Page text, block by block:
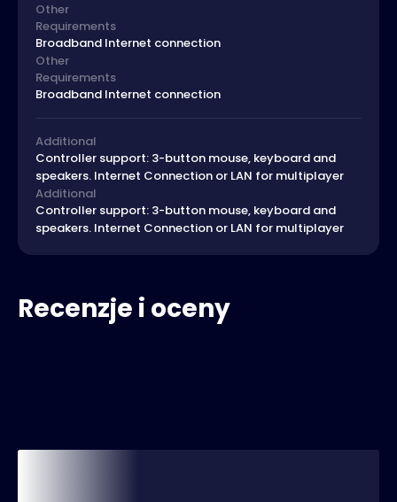
Other
Requirements
Broadband Internet connection
Other
Requirements
Broadband Internet connection
Additional
Controller support: 3-button mouse, keyboard and
speakers. Internet Connection or LAN for multiplayer
Additional
Controller support: 3-button mouse, keyboard and
speakers. Internet Connection or LAN for multiplayer
Recenzje i oceny